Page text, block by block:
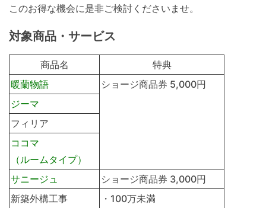
このお得な機会に是非ご検討くださいませ。
対象商品・サービス
商品名
特典
暖蘭物語
ショージ商品券 5,000円
ジーマ
フィリア
ココマ
（ルームタイプ）
サニージュ
ショージ商品券 3,000円
新築外構工事
・100万未満